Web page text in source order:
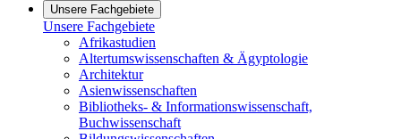
Unsere Fachgebiete
Unsere Fachgebiete
Afrikastudien
Altertumswissenschaften & Ägyptologie
Architektur
Asienwissenschaften
Bibliotheks- & Informationswissenschaft,
Buchwissenschaft